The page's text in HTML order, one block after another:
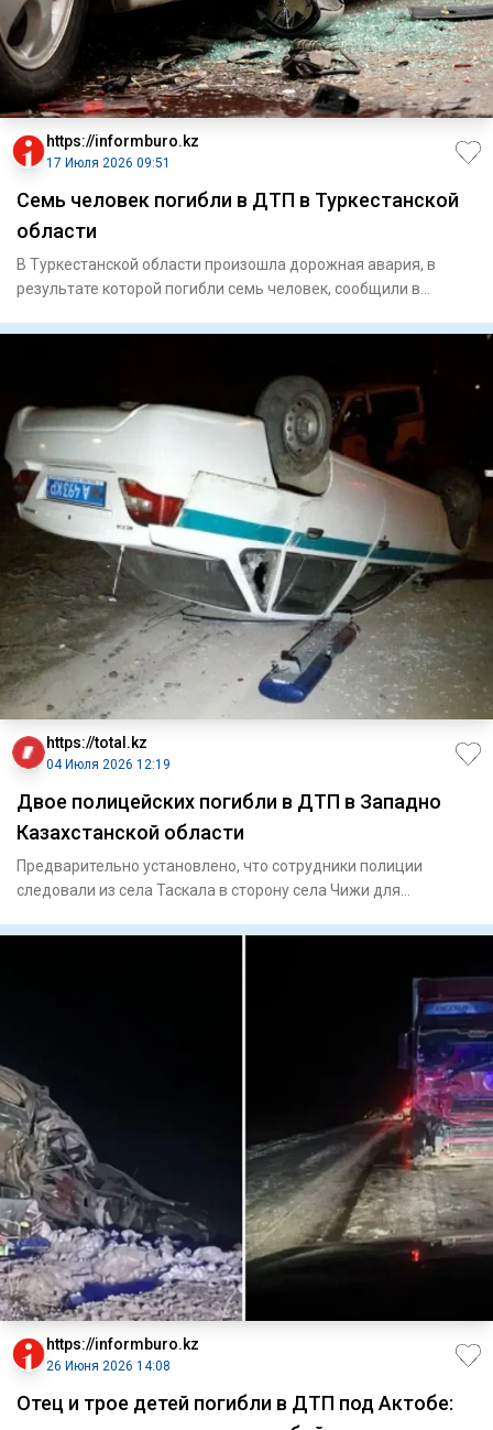
https://informburo.kz
17 Июля 2026 09:51
Семь человек погибли в ДТП в Туркестанской
области
В Туркестанской области произошла дорожная авария, в
результате которой погибли семь человек, сообщили в
https://total.kz
04 Июля 2026 12:19
Двое полицейских погибли в ДТП в Западно
Казахстанской области
Предварительно установлено, что сотрудники полиции
следовали из села Таскала в сторону села Чижи для
https://informburo.kz
26 Июня 2026 14:08
Отец и трое детей погибли в ДТП под Актобе: